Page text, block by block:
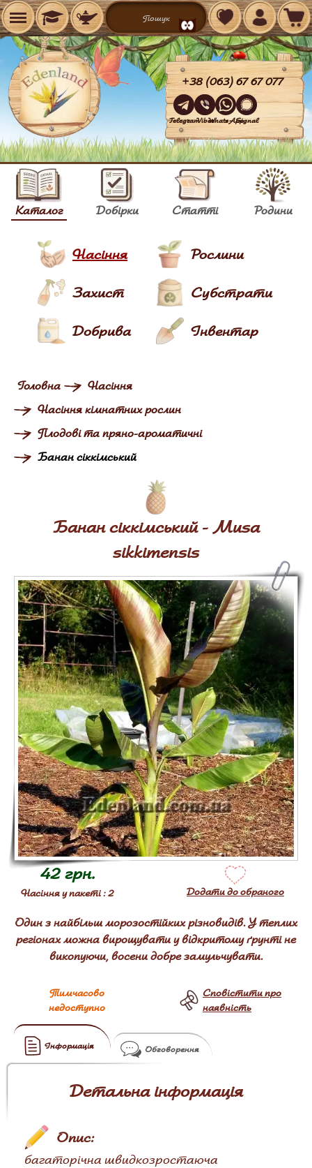
TelegramViberWhatsAppSignal
+38 (063) 67 67 077
Каталог Добірки Статті Родини
Насіння Рослини
Захист Субстрати
Добрива Інвентар
Головна
Насіння
Насіння кімнатних рослин
Плодові та пряно-ароматичні
Банан сіккімський
Банан сіккімський - Musa
sikkimensis
42 грн.
Насіння у пакеті : 2 Додати до обраного
Один з найбільш морозостійких різновидів. У теплих
регіонах можна вирощувати у відкритому ґрунті не
викопуючи, восени добре замульчувати.
Тимчасово
недоступно
Сповістити про
наявність
Інформація Обговорення
Детальна інформація
Опис:
багаторічна швидкозростаюча